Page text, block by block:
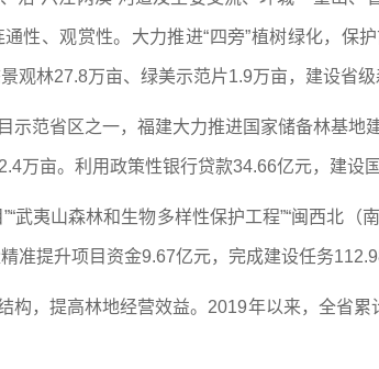
性、观赏性。大力推进“四旁”植树绿化，保
观林27.8万亩、绿美示范片1.9万亩，建设省
示范省区之一，福建大力推进国家储备林基
万亩。利用政策性银行贷款34.66亿元，建设
武夷山森林和生物多样性保护工程”“闽西北（
准提升项目资金9.67亿元，完成建设任务
构，提高林地经营效益。2019年以来，全省